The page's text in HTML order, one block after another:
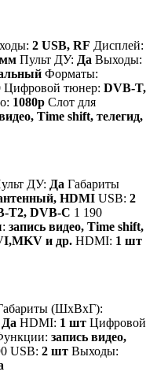
2 USB, RF Дисплей:
мм Пульт ДУ: Да Выходы:
Форматы:
Цифровой тюнер: DVB-T,
1080p Слот для
Time shift, телегид,
ДУ: Да Габариты
HDMI USB: 2
T2, DVB-C 1 190
запись видео, Time shift,
и др. HDMI: 1 шт
(ШхВхГ):
Да HDMI: 1 шт Цифровой
запись видео,
USB: 2 шт Выходы: